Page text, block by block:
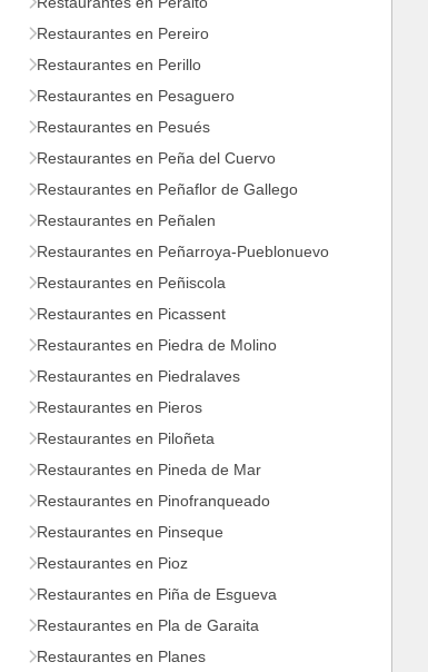
Restaurantes en Pereiro
Restaurantes en Perillo
Restaurantes en Pesaguero
Restaurantes en Pesués
Restaurantes en Peña del Cuervo
Restaurantes en Peñaflor de Gallego
Restaurantes en Peñalen
Restaurantes en Peñarroya-Pueblonuevo
Restaurantes en Peñiscola
Restaurantes en Picassent
Restaurantes en Piedra de Molino
Restaurantes en Piedralaves
Restaurantes en Pieros
Restaurantes en Piloñeta
Restaurantes en Pineda de Mar
Restaurantes en Pinofranqueado
Restaurantes en Pinseque
Restaurantes en Pioz
Restaurantes en Piña de Esgueva
Restaurantes en Pla de Garaita
Restaurantes en Planes